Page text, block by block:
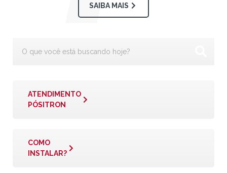
SAIBA MAIS
ATENDIMENTO
PÓSITRON
COMO
INSTALAR?